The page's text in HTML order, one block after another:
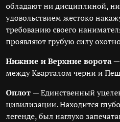
обладают ни дисциплиной, ни
удовольствием жестоко
требованию своего
проявляют грубую силу
Нижние и Верхние ворота—
между Кварталом черни и
Оплот— Единственный
цивилизации. Находится
легенде, был наглухо